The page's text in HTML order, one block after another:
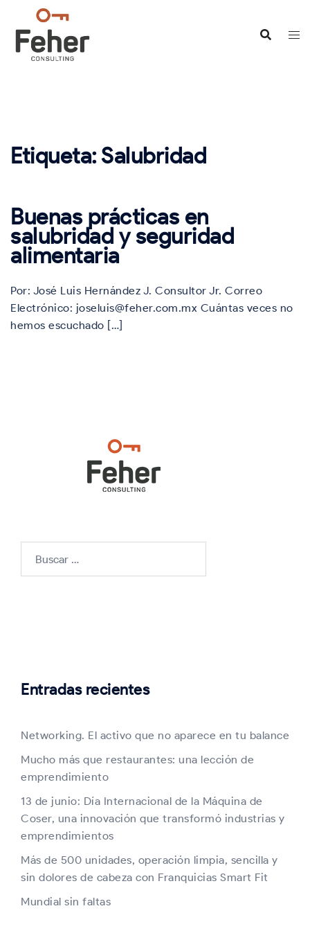
contenido
Etiqueta:Salubridad
Buenas prácticas en
salubridad y seguridad
alimentaria
Por: José Luis Hernández J. Consultor Jr. Correo
Electrónico: joseluis@feher.com.mx Cuántas veces no
hemos escuchado […]
Entradas recientes
Networking. El activo que no aparece en tu balance
Mucho más que restaurantes: una lección de
emprendimiento
13 de junio: Día Internacional de la Máquina de
Coser, una innovación que transformó industrias y
emprendimientos
Más de 500 unidades, operación limpia, sencilla y
sin dolores de cabeza con Franquicias Smart Fit
Mundial sin faltas